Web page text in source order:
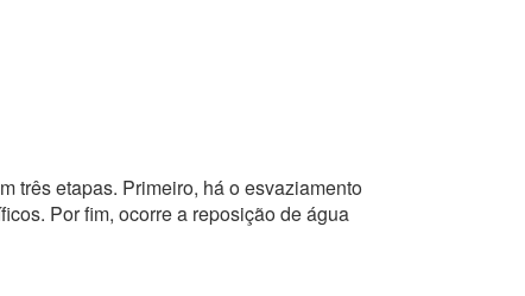
três etapas. Primeiro, há o esvaziamento
Por fim, ocorre a reposição de água